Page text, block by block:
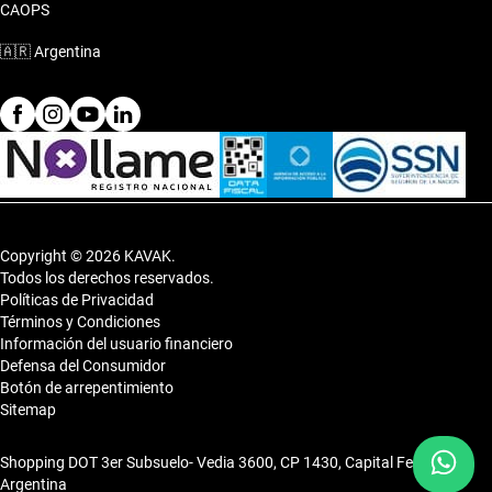
CAOPS
🇦🇷Argentina
Copyright © 2026 KAVAK.
Todos los derechos reservados.
Políticas de Privacidad
Términos y Condiciones
Información del usuario financiero
Defensa del Consumidor
Botón de arrepentimiento
Sitemap
Shopping DOT 3er Subsuelo- Vedia 3600, CP 1430, Capital Federal,
Argentina